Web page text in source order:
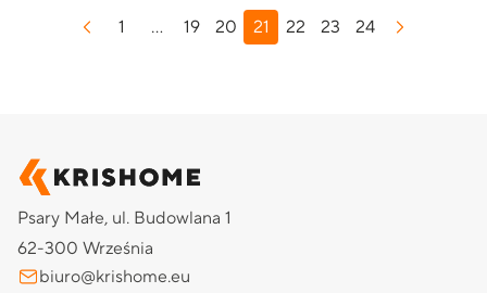
Stronicowanie
1 … 19 20 21 22 23 24
Psary Małe, ul. Budowlana 1
62-300 Września
biuro@krishome.eu